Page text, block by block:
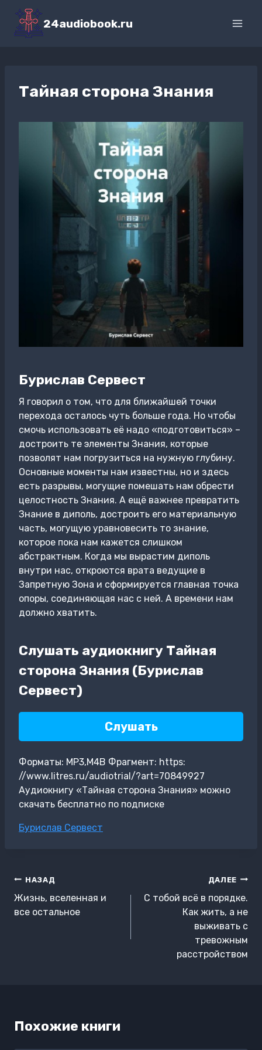
Перейти
содержимому
24audiobook.ru
Тайная сторона Знания
Бурислав Сервест
Я говорил о том, что для ближайшей точки
перехода осталось чуть больше года. Но чтобы
смочь использовать её надо «подготовиться» –
достроить те элементы Знания, которые
позволят нам погрузиться на нужную глубину.
Основные моменты нам известны, но и здесь
есть разрывы, могущие помешать нам обрести
целостность Знания. А ещё важнее превратить
Знание в диполь, достроить его материальную
часть, могущую уравновесить то знание,
которое пока нам кажется слишком
абстрактным. Когда мы вырастим диполь
внутри нас, откроются врата ведущие в
Запретную Зона и сформируется главная точка
опоры, соединяющая нас с ней. А времени нам
должно хватить.
Слушать аудиокнигу Тайная
сторона Знания (Бурислав
Сервест)
Слушать
Форматы: MP3,M4B Фрагмент: https:
//www.litres.ru/audiotrial/?art=70849927
Аудиокнигу «Тайная сторона Знания» можно
скачать бесплатно по подписке
Метки
Бурислав Сервест
Навигация
по
записям
НАЗАД
Жизнь, вселенная и
все остальное
ДАЛЕЕ
С тобой всё в порядке.
Как жить, а не
выживать с
тревожным
расстройством
Похожие книги